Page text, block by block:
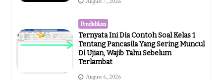
Pendidikan
Ternyata Ini Dia Contoh Soal Kelas 1
Tentang Pancasila Yang Sering Muncul
Di Ujian, Wajib Tahu Sebelum
Terlambat
August 6, 2026